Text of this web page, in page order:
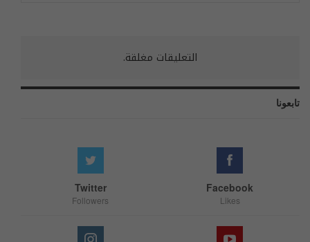
التعليقات مغلقة.
تابعونا
Facebook
Likes
Twitter
Followers